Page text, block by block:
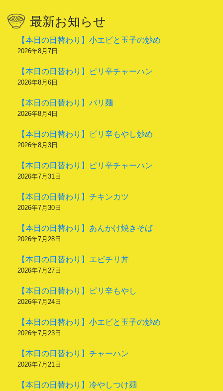
最新お知らせ
【本日の日替わり】小エビと玉子の炒め
2026年8月7日
【本日の日替わり】ピリ辛チャーハン
2026年8月6日
【本日の日替わり】バリ麺
2026年8月4日
【本日の日替わり】ピリ辛もやし炒め
2026年8月3日
【本日の日替わり】ピリ辛チャーハン
2026年7月31日
【本日の日替わり】チキンカツ
2026年7月30日
【本日の日替わり】あんかけ焼きそば
2026年7月28日
【本日の日替わり】エビチリ丼
2026年7月27日
【本日の日替わり】ピリ辛もやし
2026年7月24日
【本日の日替わり】小エビと玉子の炒め
2026年7月23日
【本日の日替わり】チャーハン
2026年7月21日
【本日の日替わり】冷やしつけ麺